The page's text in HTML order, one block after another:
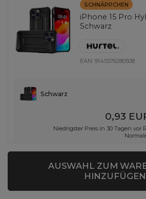
SCHNÄPPCHEN
iPhone 15 Pro
Schwarz
EAN:9145576280508
ANDERE OPTIONEN ANZEIGEN(1)
Schwarz
0,93
Niedrigster Preis in 30 Tagen vor
12 Stk auf Lager
AUSWAHL ZUM
HINZUFÜGEN